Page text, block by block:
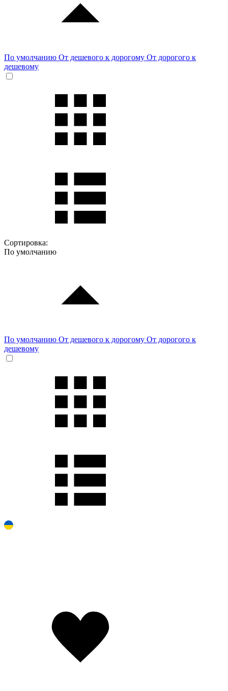
По умолчанию От дешевого к дорогому От дорогого к
дешевому
Сортировка:
По умолчанию
По умолчанию От дешевого к дорогому От дорогого к
дешевому